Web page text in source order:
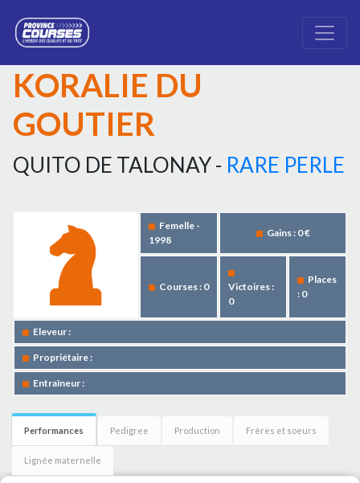
KORALIE DU
GOUTIER
QUITO DE TALONAY - RARE PERLE
Femelle -
1998
Gains : 0 €
Courses : 0
Victoires :
0
Places
: 0
Eleveur :
Propriétaire :
Entraîneur :
Performances Pedigree Production Frères et soeurs
Lignée maternelle